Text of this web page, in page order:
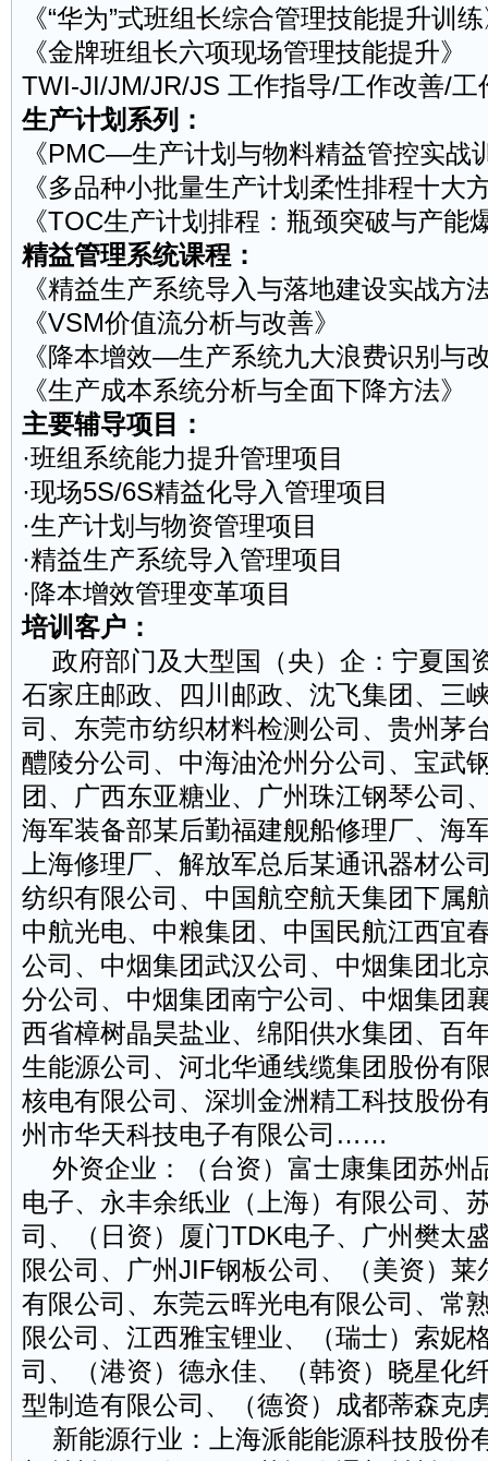
《“华为”式班组长综合管理技能提升训
《金牌班组长六项现场管理技能提升》
TWI-JI/JM/JR/JS 工作指导/工作改善/工
生产计划系列：
《PMC—生产计划与物料精益管控实战
《多品种小批量生产计划柔性排程十大
《TOC生产计划排程：瓶颈突破与产能
精益管理系统课程：
《精益生产系统导入与落地建设实战方
《VSM价值流分析与改善》
《降本增效—生产系统九大浪费识别与
《生产成本系统分析与全面下降方法》
主要辅导项目：
·班组系统能力提升管理项目
·现场5S/6S精益化导入管理项目
·生产计划与物资管理项目
·精益生产系统导入管理项目
·降本增效管理变革项目
培训客户：
政府部门及大型国（央）企：宁夏国
石家庄邮政、四川邮政、沈飞集团、三
司、东莞市纺织材料检测公司、贵州茅
醴陵分公司、中海油沧州分公司、宝武
团、广西东亚糖业、广州珠江钢琴公司
海军装备部某后勤福建舰船修理厂、海
上海修理厂、解放军总后某通讯器材公
纺织有限公司、中国航空航天集团下属
中航光电、中粮集团、中国民航江西宜
公司、中烟集团武汉公司、中烟集团北
分公司、中烟集团南宁公司、中烟集团
西省樟树晶昊盐业、绵阳供水集团、百
生能源公司、河北华通线缆集团股份有
核电有限公司、深圳金洲精工科技股份
州市华天科技电子有限公司……
外资企业：（台资）富士康集团苏州
电子、永丰余纸业（上海）有限公司、
司、（日资）厦门TDK电子、广州樊太
限公司、广州JIF钢板公司、（美资）
有限公司、东莞云晖光电有限公司、常
限公司、江西雅宝锂业、（瑞士）索妮
司、（港资）德永佳、（韩资）晓星化
型制造有限公司、（德资）成都蒂森
新能源行业：上海派能能源科技股份